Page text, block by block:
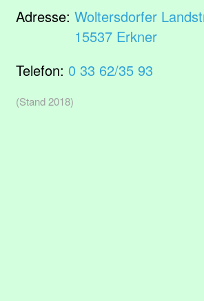
Adresse: Woltersdorfer
15537 Erkner
Telefon: 0 33 62/35 93
(Stand 2018)